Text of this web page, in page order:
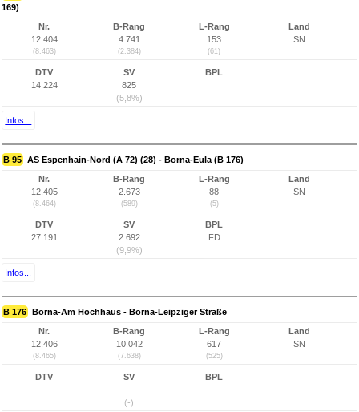
169)
Nr.
12.404
(8.463)
B-Rang
4.741
(2.384)
L-Rang
153
(61)
Land
SN
DTV
14.224
SV
825
(5,8%)
BPL
Infos...
B 95 AS Espenhain-Nord (A 72) (28) - Borna-Eula (B 176)
Nr.
12.405
(8.464)
B-Rang
2.673
(589)
L-Rang
88
(5)
Land
SN
DTV
27.191
SV
2.692
(9,9%)
BPL
FD
Infos...
B 176 Borna-Am Hochhaus - Borna-Leipziger Straße
Nr.
12.406
(8.465)
B-Rang
10.042
(7.638)
L-Rang
617
(525)
Land
SN
DTV
-
SV
-
(-)
BPL